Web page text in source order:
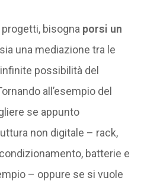
bisogna porsi un
una mediazione tra le
possibilità del
all’esempio del
se appunto
non digitale – rack,
batterie e
– oppure se si vuole